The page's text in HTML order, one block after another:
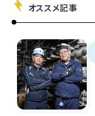
オススメ記事